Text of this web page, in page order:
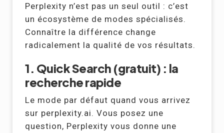
Perplexity n’est pas un seul outil : c’est
un écosystème de modes spécialisés.
Connaître la différence change
radicalement la qualité de vos résultats.
1. Quick Search (gratuit) : la
recherche rapide
Le mode par défaut quand vous arrivez
sur perplexity.ai. Vous posez une
question, Perplexity vous donne une